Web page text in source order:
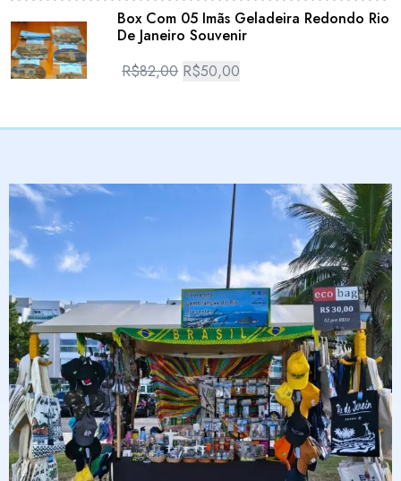
Box Com 05 Imãs Geladeira Redondo Rio
De Janeiro Souvenir
R$82,00 R$50,00